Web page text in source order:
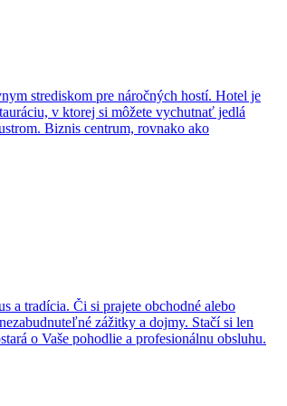
strediskom pre náročných hostí. Hotel je
v ktorej si môžete vychutnať jedlá
Biznis centrum, rovnako ako
a tradícia. Či si prajete obchodné alebo
zážitky a dojmy. Stačí si len
o Vaše pohodlie a profesionálnu obsluhu.